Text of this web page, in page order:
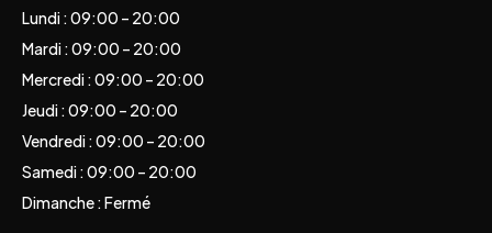
Lundi : 09:00 – 20:00
Mardi : 09:00 – 20:00
Mercredi : 09:00 – 20:00
Jeudi : 09:00 – 20:00
Vendredi : 09:00 – 20:00
Samedi : 09:00 – 20:00
Dimanche : Fermé